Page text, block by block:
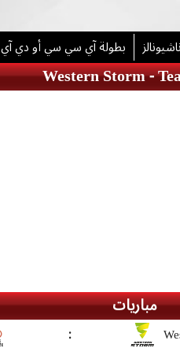
بطولة آي سي سي أو دي آي
Western Storm -
مباريات
: